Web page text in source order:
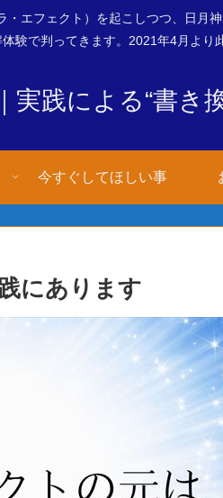
エフェクト）を起こしつつ、日月
験で判ってきます。2021年4月より
実践による“書き
今すぐしてほしい事
にあります